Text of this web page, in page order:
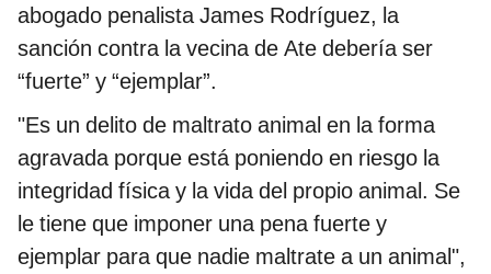
abogado penalista James Rodríguez, la
sanción contra la vecina de Ate debería ser
“fuerte” y “ejemplar”.
"Es un delito de maltrato animal en la forma
agravada porque está poniendo en riesgo la
integridad física y la vida del propio animal. Se
le tiene que imponer una pena fuerte y
ejemplar para que nadie maltrate a un animal",